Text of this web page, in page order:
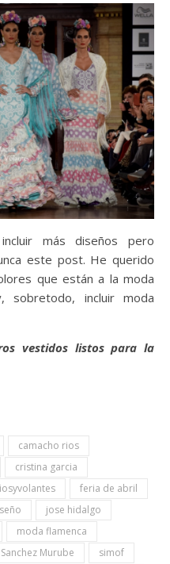
más diseños pero
este post. He querido
que están a la moda
incluir moda
vestidos listos para la
camacho rios
cristina garcia
feria de abril
jose hidalgo
moda flamenca
Sanchez Murube
simof